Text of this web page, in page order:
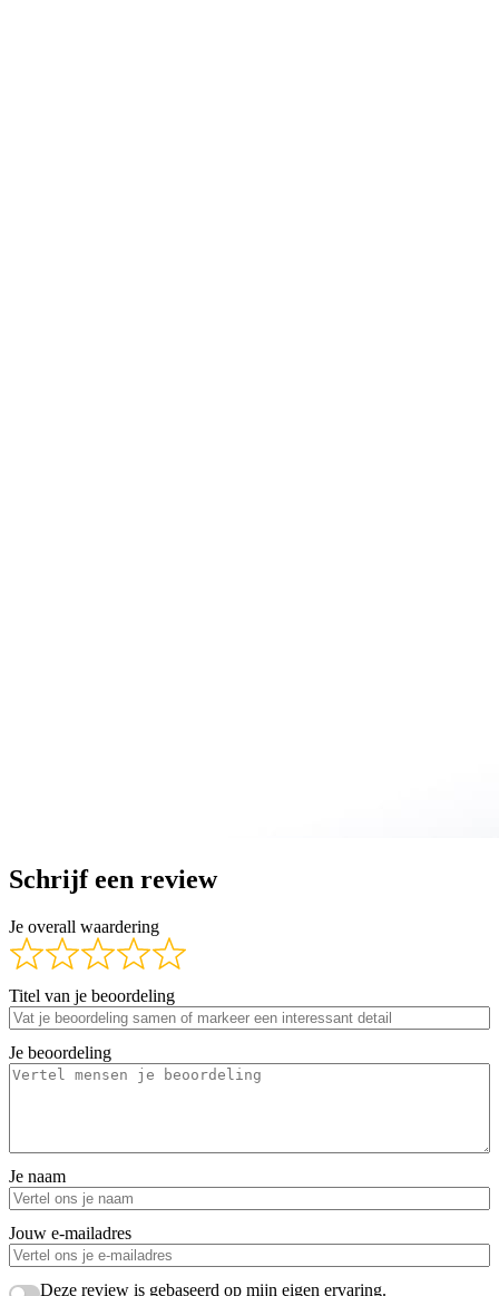
Schrijf een review
Je overall waardering
Titel van je beoordeling
Je beoordeling
Je naam
Jouw e-mailadres
Deze review is gebaseerd op mijn eigen ervaring.